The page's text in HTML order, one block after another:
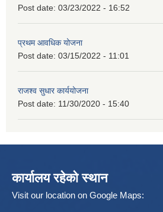
Post date: 03/23/2022 - 16:52
प्रथम आवधिक योजना
Post date: 03/15/2022 - 11:01
राजश्व सुधार कार्ययोजना
Post date: 11/30/2020 - 15:40
कार्यालय रहेको स्थान
Visit our location on Google Maps: